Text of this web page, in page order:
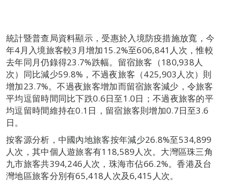
統計暨普查局資料顯示，受惠於入境防疫措施放寬，今
年4月入境旅客較3月增加15.2%至606,841人次，惟較
去年同月仍錄得23.7%跌幅。留宿旅客（180,938人
次）同比減少59.8%，不過夜旅客（425,903人次）則
增加23.7%。不過夜旅客增加而留宿旅客減少，令旅客
平均逗留時間同比下跌0.6日至1.0日；不過夜旅客的平
均逗留時間維持在0.1日，留宿旅客則增加0.7日至3.6
日。
按客源分析，中國內地旅客按年減少26.8%至534,899
人次，其中個人遊旅客有118,589人次。大灣區珠三角
九市旅客共394,246人次，珠海市佔66.2%。香港及台
灣地區旅客分別有65,418人次及6,415人次。